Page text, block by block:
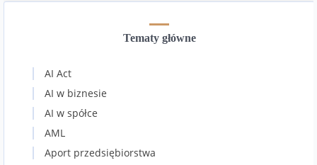
Tematy główne
AI Act
AI w biznesie
AI w spółce
AML
Aport przedsiębiorstwa